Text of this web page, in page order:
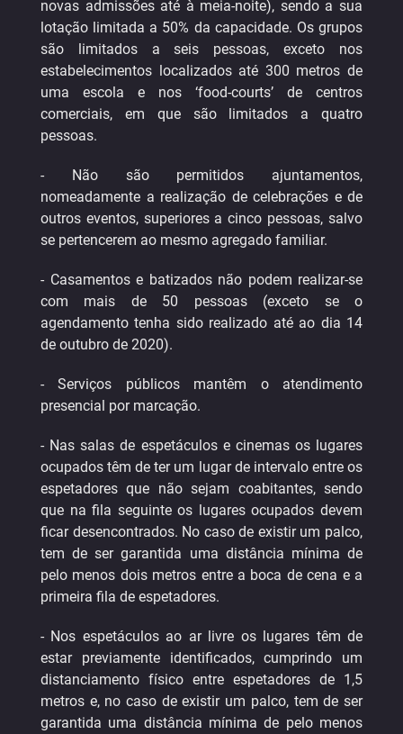
novas admissões até à meia-noite), sendo a sua
lotação limitada a 50% da capacidade. Os grupos
são limitados a seis pessoas, exceto nos
estabelecimentos localizados até 300 metros de
uma escola e nos ‘food-courts’ de centros
comerciais, em que são limitados a quatro
pessoas.
- Não são permitidos ajuntamentos,
nomeadamente a realização de celebrações e de
outros eventos, superiores a cinco pessoas, salvo
se pertencerem ao mesmo agregado familiar.
- Casamentos e batizados não podem realizar-se
com mais de 50 pessoas (exceto se o
agendamento tenha sido realizado até ao dia 14
de outubro de 2020).
- Serviços públicos mantêm o atendimento
presencial por marcação.
- Nas salas de espetáculos e cinemas os lugares
ocupados têm de ter um lugar de intervalo entre os
espetadores que não sejam coabitantes, sendo
que na fila seguinte os lugares ocupados devem
ficar desencontrados. No caso de existir um palco,
tem de ser garantida uma distância mínima de
pelo menos dois metros entre a boca de cena e a
primeira fila de espetadores.
- Nos espetáculos ao ar livre os lugares têm de
estar previamente identificados, cumprindo um
distanciamento físico entre espetadores de 1,5
metros e, no caso de existir um palco, tem de ser
garantida uma distância mínima de pelo menos